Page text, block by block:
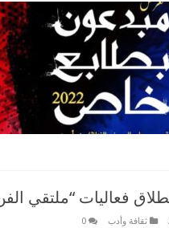
فعاليات “ملتقي
ثقافة وأدب 0